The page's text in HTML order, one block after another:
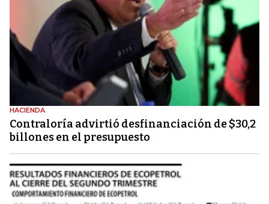
HACIENDA
Contraloría advirtió desfinanciación de $30,2
billones en el presupuesto